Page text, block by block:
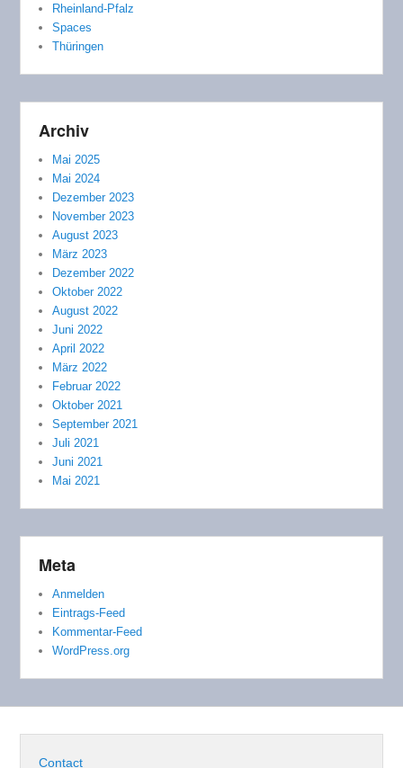
Rheinland-Pfalz
Spaces
Thüringen
Archiv
Mai 2025
Mai 2024
Dezember 2023
November 2023
August 2023
März 2023
Dezember 2022
Oktober 2022
August 2022
Juni 2022
April 2022
März 2022
Februar 2022
Oktober 2021
September 2021
Juli 2021
Juni 2021
Mai 2021
Meta
Anmelden
Eintrags-Feed
Kommentar-Feed
WordPress.org
Contact